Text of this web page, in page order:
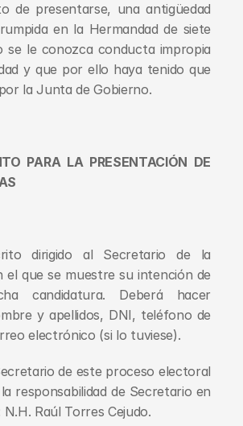
de presentarse, una antigüedad
en la Hermandad de siete
se le conozca conducta impropia
y que por ello haya tenido que
la Junta de Gobierno.
PARA LA PRESENTACIÓN DE
dirigido al Secretario de la
el que se muestre su intención de
candidatura. Deberá hacer
y apellidos, DNI, teléfono de
electrónico (si lo tuviese).
de este proceso electoral
responsabilidad de Secretario en
Raúl Torres Cejudo.